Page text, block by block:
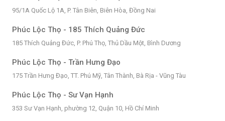
95/1A Quốc Lộ 1A, P. Tân Biên, Biên Hòa, Đồng Nai
Phúc Lộc Thọ - 185 Thích Quảng Đức
185 Thích Quảng Đức, P. Phú Thọ, Thủ Dầu Một, Bình Dương
Phúc Lộc Thọ - Trần Hưng Đạo
175 Trần Hưng Đạo, TT. Phú Mỹ, Tân Thành, Bà Rịa - Vũng Tàu
Phúc Lộc Thọ - Sư Vạn Hạnh
353 Sư Vạn Hạnh, phường 12, Quận 10, Hồ Chí Minh